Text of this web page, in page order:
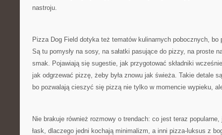
nastroju.
Pizza Dog Field dotyka też tematów kulinarnych pobocznych,
Są tu pomysły na sosy, na sałatki pasujące do pizzy, na proste
smak. Pojawiają się sugestie, jak przygotować składniki
jak odgrzewać pizzę, żeby była znowu jak świeża. Takie detale
bo pozwalają cieszyć się pizzą nie tylko w momencie wypieku,
Nie brakuje również rozmowy o trendach: co jest teraz
łask, dlaczego jedni kochają minimalizm, a inni pizza-luksus z